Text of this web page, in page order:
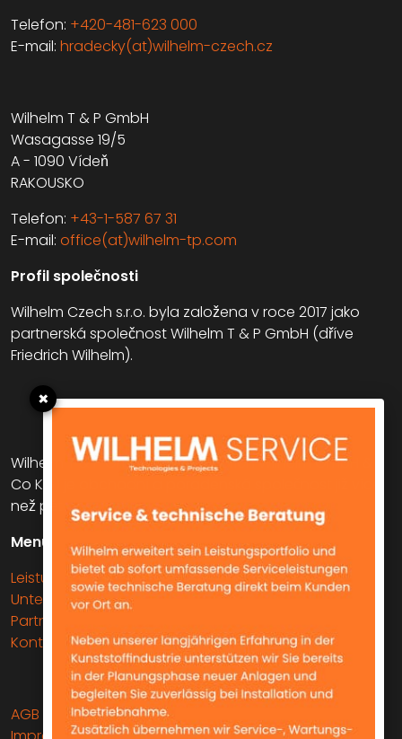
×
Telefon: +420-481-623 000
E-mail: hradecky(at)wilhelm-czech.cz
Wilhelm T & P GmbH
Wasagasse 19/5
A - 1090 Vídeň
RAKOUSKO
Telefon: +43-1-587 67 31
E-mail: office(at)wilhelm-tp.com
Profil společnosti
Wilhelm Czech s.r.o. byla založena v roce 2017 jako
partnerská společnost Wilhelm T & P GmbH (dříve
Friedrich Wilhelm).
Wilhelm T & P GmbH (dříve Friedrich Wilhelm GmbH &
Co KG) je obchodní a poradenská společnost již více
než pět desetiletí.
Menu
Leistungen
Unternehmen
Partner & Vertretungen
Kontakt
AGB